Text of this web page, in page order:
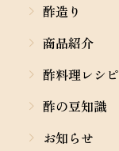
酢造り
商品紹介
酢料理レシピ
酢の豆知識
お知らせ